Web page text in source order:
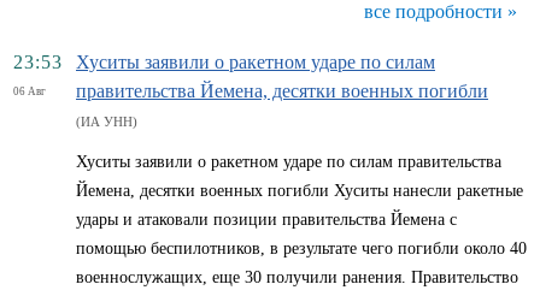
все подробности »
23:53
06 Авг
Хуситы заявили о ракетном ударе по силам
правительства Йемена, десятки военных погибли
(ИА УНН)
Хуситы заявили о ракетном ударе по силам правительства
Йемена, десятки военных погибли Хуситы нанесли ракетные
удары и атаковали позиции правительства Йемена с
помощью беспилотников, в результате чего погибли около 40
военнослужащих, еще 30 получили ранения. Правительство